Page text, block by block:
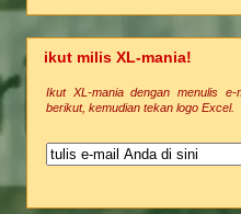
ikut milis XL-mania!
Ikut XL-mania dengan menulis
berikut, kemudian tekan logo Excel.